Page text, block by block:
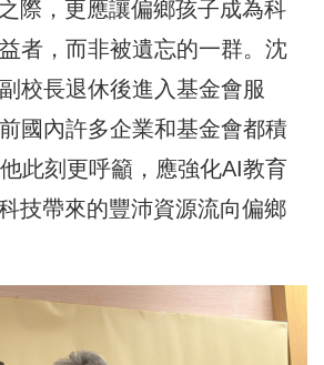
際，更應讓偏鄉孩子成為科
者，而非被遺忘的一群。沈
校長退休後進入基金會服
國內許多企業和基金會都積
此刻更呼籲，應強化AI教育
技帶來的豐沛資源流向偏鄉